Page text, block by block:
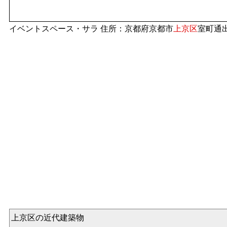
イベントスペース・サラ 住所：京都府京都市上京区室町通
上京区の近代建築物